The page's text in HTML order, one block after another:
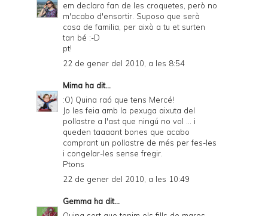
em declaro fan de les croquetes, però no
m'acabo d'ensortir. Suposo que serà
cosa de familia, per això a tu et surten
tan bé :-D
pt!
22 de gener del 2010, a les 8:54
Mima ha dit...
:O) Quina raó que tens Mercé!
Jo les feia amb la pexuga aixuta del
pollastre a l'ast que ningú no vol ... i
queden taaaant bones que acabo
comprant un pollastre de més per fes-les
i congelar-les sense fregir.
Ptons
22 de gener del 2010, a les 10:49
Gemma ha dit...